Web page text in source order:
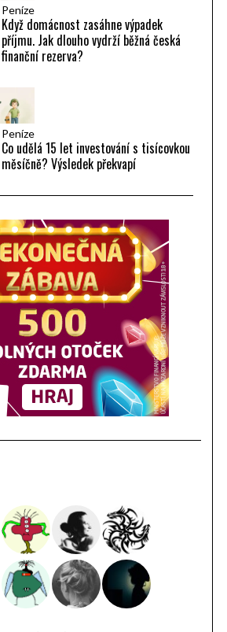
Peníze
Když domácnost zasáhne výpadek
příjmu. Jak dlouho vydrží běžná česká
finanční rezerva?
Peníze
Co udělá 15 let investování s tisícovkou
měsíčně? Výsledek překvapí